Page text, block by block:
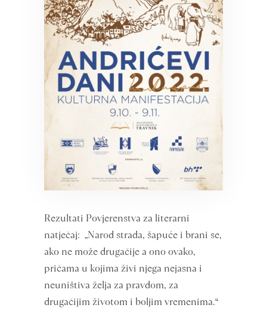
Rezultati Povjerenstva za literarni
natječaj: „Narod strada, šapuće i brani se,
ako ne može drugačije a ono ovako,
pričama u kojima živi njega nejasna i
neuništiva želja za pravdom, za
drugačijim životom i boljim vremenima.“